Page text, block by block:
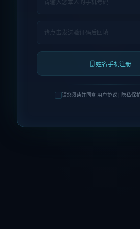
姓名手机注册
请您阅读并同意 用户协议 | 隐私保